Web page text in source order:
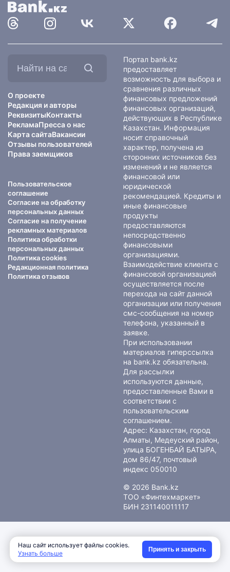
О проекте
Редакция и авторы
РеквизитыКонтакты
РекламаПресса о нас
Карта сайтаВакансии
Отзывы пользователей
Права заемщиков
Пользовательское
соглашение
Согласие на обработку
персональных данных
Согласие на получение
рекламных материалов
Политика обработки
персональных данных
Политика cookies
Редакционная политика
Политика отзывов
Портал bank.kz
предоставляет
возможность для выбора и
сравнения различных
финансовых предложений
финансовых организаций,
действующих в Республике
Казахстан. Информация
носит справочный
характер, получена из
сторонних источников без
изменений и не является
финансовой или
юридической
рекомендацией. Кредиты и
иные финансовые
продукты
предоставляются
непосредственно
финансовыми
организациями.
Взаимодействие клиента с
финансовой организацией
осуществляется после
перехода на сайт данной
организации или получения
смс-сообщения на номер
телефона, указанный в
заявке.
При использовании
материалов гиперссылка
на bank.kz обязательна.
Для рассылки
используются данные,
предоставленные Вами в
соответствии с
пользовательским
соглашением.
Адрес: Казахстан, город
Алматы, Медеуский район,
улица БОГЕНБАЙ БАТЫРА,
дом 86/47, почтовый
индекс 050010
© 2026 Bank.kz
ТОО «Финтехмаркет»
БИН 231140011117
Наш сайт использует файлы cookies.
Узнать больше
Принять и закрыть